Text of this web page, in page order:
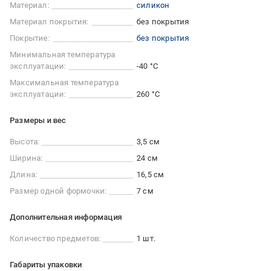
Материал:
силикон
Материал покрытия:
без покрытия
Покрытие:
без покрытия
Минимальная температура
эксплуатации:
-40 °C
Максимальная температура
эксплуатации:
260 °С
Размеры и вес
Высота:
3,5 см
Ширина:
24 см
Длина:
16,5 см
Размер одной формочки:
7 см
Дополнительная информация
Количество предметов: 1 шт.
Габариты упаковки